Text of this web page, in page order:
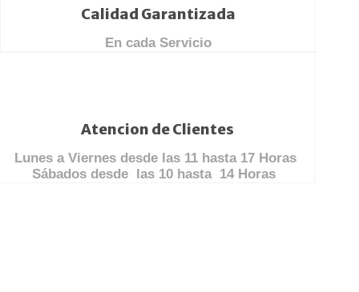
Calidad Garantizada
En cada Servicio
Atencion de Clientes
Lunes a Viernes desde las 11 hasta 17 Horas
Sábados desde las 10 hasta 14 Horas